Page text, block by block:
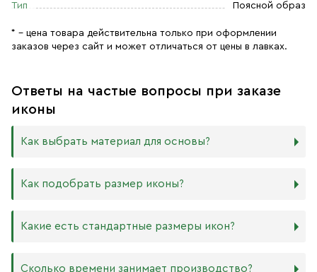
Тип Поясной образ
* – цена товара действительна только при оформлении
заказов через сайт и может отличаться от цены в лавках.
Ответы на частые вопросы при заказе
иконы
Как выбрать материал для основы?
Мы изготавливаем иконы на трёх разных видах досок:
МДФ. Ламинированная древесно-стружечная плита —
Как подобрать размер иконы?
Никаких строгих правил по тому, какого размера
иконостас, можно ориентироваться на него.
Какие есть стандартные размеры икон?
Сколько времени занимает производство?